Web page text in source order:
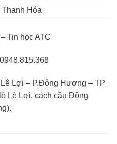
Hóa
Tin học ATC
Lợi – P.Đông Hương – TP
Lê Lợi, cách cầu Đông